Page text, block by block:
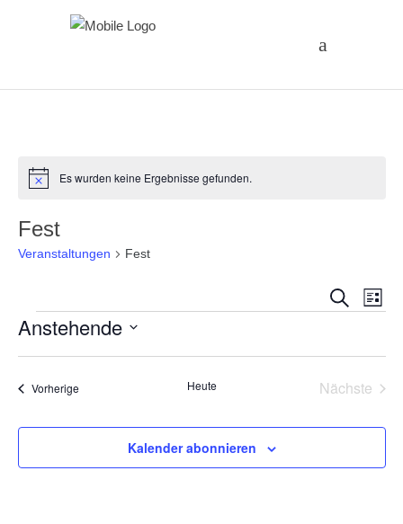
HinweisEs wurden keine Ergebnisse gefunden.
Fest
Veranstaltungen Fest
und
Suche
Liste
Veranstaltungen
Anstehende
VorherigeVeranstaltungen Heute
Nächste
Kalender abonnieren